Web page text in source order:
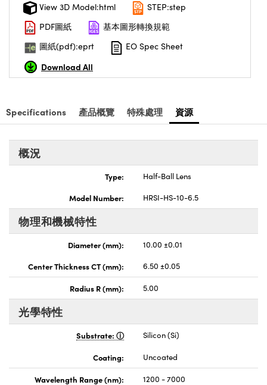
Components | SCHOTT 光學元件
(UFI)
View 3D Model:html
STEP:step
PDF圖紙
基本圖形轉換規範
圖紙(pdf):eprt
EO Spec Sheet
Download All
Specifications 產品概覽 特殊處理 資源
概況
Type:
Half-Ball Lens
Model Number:
HRSI-HS-10-6.5
物理和機械特性
Diameter (mm):
10.00 ±0.01
Center Thickness CT (mm):
6.50 ±0.05
Radius R (mm): 5.00
光學特性
Substrate: Silicon (Si)
Coating: Uncoated
Wavelength Range (nm):
1200 - 7000